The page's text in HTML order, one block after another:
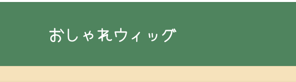
おしゃれウィッグ